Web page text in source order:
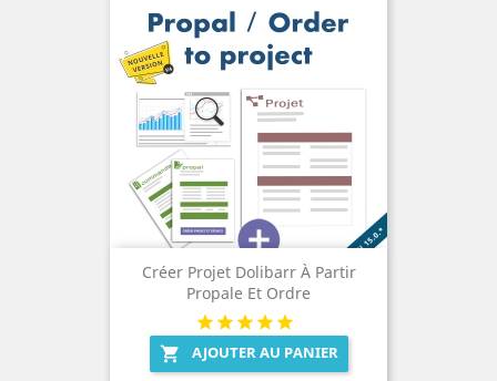
Créer Projet Dolibarr À Partir
Propale Et Ordre
 AJOUTER AU PANIER